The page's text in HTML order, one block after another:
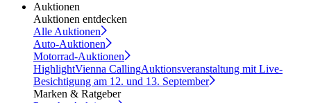
Auktionen
Auktionen entdecken
Alle Auktionen
Auto-Auktionen
Motorrad-Auktionen
HighlightVienna CallingAuktionsveranstaltung mit Live-
Besichtigung am 12. und 13. September
Marken & Ratgeber